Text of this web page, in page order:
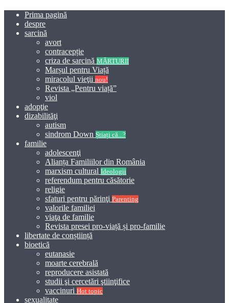
Prima pagină
despre
sarcină
avort
contracepție
criza de sarcină MĂRTURII
Marșul pentru Viață
miracolul vieţii nou!
Revista „Pentru viață”
viol
adopţie
dizabilităţi
autism
sindrom Down Știați că...?
familie
adolescenţi
Alianța Familiilor din România
marxism cultural Ideologii
referendum pentru căsătorie
religie
sfaturi pentru părinţi Parenting
valorile familiei
viaţa de familie
Revista presei pro-viață și pro-familie
libertate de conștiință
bioetică
eutanasie
moarte cerebrală
reproducere asistată
studii şi cercetări ştiinţifice
vaccinuri Hot topic
sexualitate